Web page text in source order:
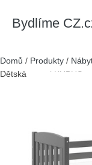
Bydlíme
Domů / Produkty /
Dětská postel KUBUS